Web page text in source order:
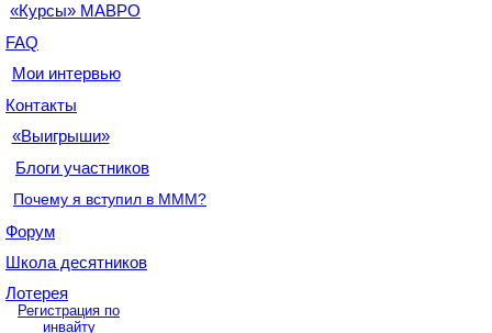
«Курсы» МАВРО
FAQ
Мои интервью
Контакты
«Выигрыши»
Блоги участников
Почему я вступил в МММ?
Форум
Школа десятников
Лотерея
Регистрация по
инвайту